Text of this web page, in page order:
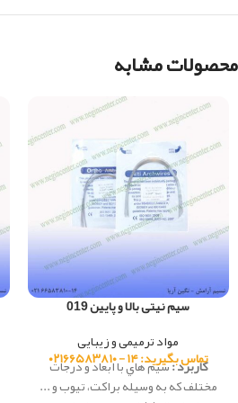
محصولات مشابه
سیم نیتی بالا و پایین 019
مواد ترمیمی و زیبایی
تماس بگیرید: ۱۴ - ۰۲۱۶۶۵۸۳۸۱۰
کاربرد :سيم هاي با ابعاد و درجات
مختلف كه به وسيله براكت، تيوب و ...